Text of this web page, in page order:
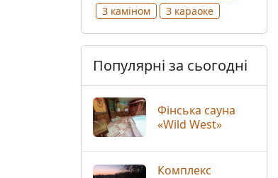
З каміном
З караоке
Популярні за сьогодні
Фінська сауна
«Wild West»
Комплекс